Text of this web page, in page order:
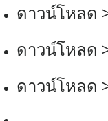
ดาวน์โหลด
ดาวน์โหลด
ดาวน์โหลด